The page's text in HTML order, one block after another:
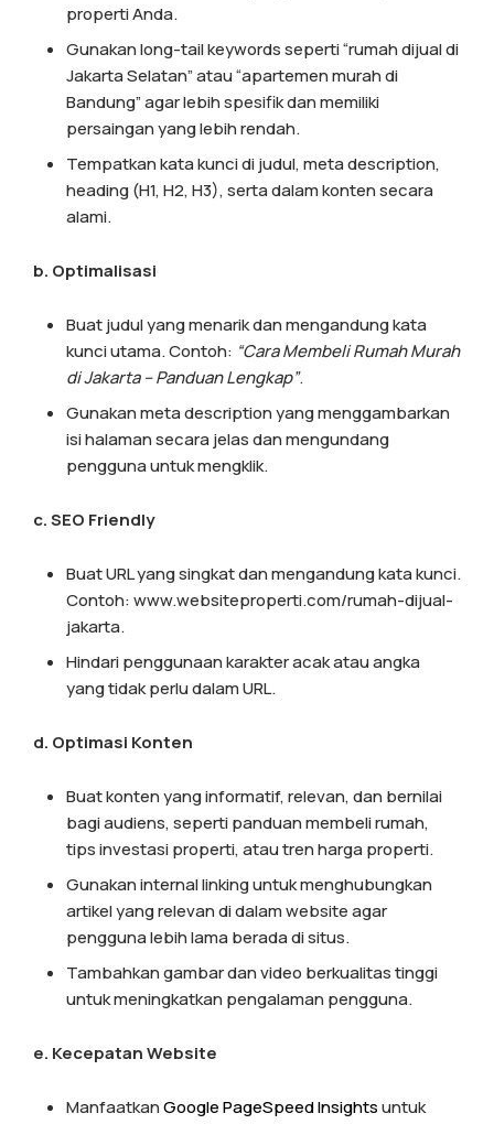
properti Anda.
Gunakan long-tail keywords seperti “rumah dijual di
Jakarta Selatan” atau “apartemen murah di
Bandung” agar lebih spesifik dan memiliki
persaingan yang lebih rendah.
Tempatkan kata kunci di judul, meta description,
heading (H1, H2, H3), serta dalam konten secara
alami.
b. Optimalisasi
Buat judul yang menarik dan mengandung kata
kunci utama. Contoh: “Cara Membeli Rumah Murah
di Jakarta – Panduan Lengkap”.
Gunakan meta description yang menggambarkan
isi halaman secara jelas dan mengundang
pengguna untuk mengklik.
c. SEO Friendly
Buat URL yang singkat dan mengandung kata kunci.
Contoh: www.websiteproperti.com/rumah-dijual-
jakarta.
Hindari penggunaan karakter acak atau angka
yang tidak perlu dalam URL.
d. Optimasi Konten
Buat konten yang informatif, relevan, dan bernilai
bagi audiens, seperti panduan membeli rumah,
tips investasi properti, atau tren harga properti.
Gunakan internal linking untuk menghubungkan
artikel yang relevan di dalam website agar
pengguna lebih lama berada di situs.
Tambahkan gambar dan video berkualitas tinggi
untuk meningkatkan pengalaman pengguna.
e. Kecepatan Website
ManfaatkanGoogle PageSpeed Insightsuntuk